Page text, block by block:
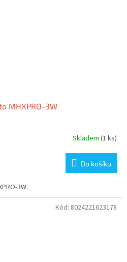
MHXPRO-3W
Skladem (1 ks)
Do košíku
3W.
Kód: 8024221623178